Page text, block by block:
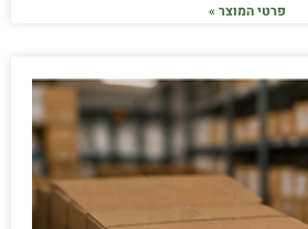
פרטי המוצר »